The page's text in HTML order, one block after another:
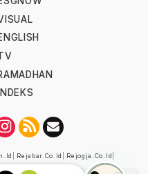
INDEKS
Rejabar.co.id Rejogja.co.id